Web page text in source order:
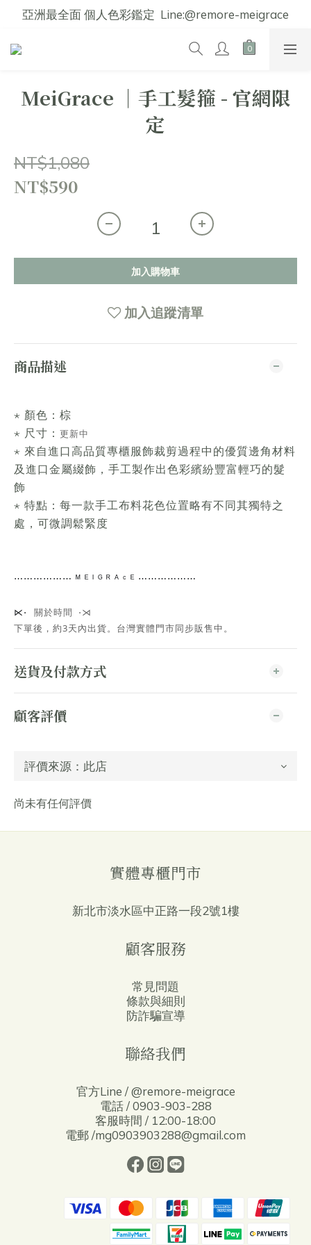
亞洲最全面 個人色彩鑑定  Line:@remore-meigrace
MeiGrace │手工髮箍 - 官網限
定
NT$1,080
NT$590
加入購物車
加入追蹤清單
商品描述
⋆ 顏色：棕
⋆ 尺寸： 更新中
⋆ 來自進口高品質專櫃服飾裁剪過程中的優質邊角材料
及進口金屬綴飾，手工製作出色彩繽紛豐富輕巧的髮
飾
⋆ 特點：每一款手工布料花色位置略有不同其獨特之
處，可微調鬆緊度
⋯⋯ ⋯⋯⋯⋯ ᴹ ᴱ ᴵ ᴳ ᴿ ᴬ ᶜ ᴱ ⋯⋯⋯⋯ ⋯⋯
⋉⋅ 關於時間 ⋅⋊
下單後，約3天內出貨。台灣實體門市同步販售中。
送貨及付款方式
顧客評價
尚未有任何評價
實體專櫃門市
新北市淡水區中正路一段2號1樓
顧客服務
常見問題
條款與細則
防詐騙宣導
聯絡我們
官方Line / @remore-meigrace
電話 / 0903-903-288
客服時間 / 12:00-18:00
電郵 /mg0903903288@gmail.com